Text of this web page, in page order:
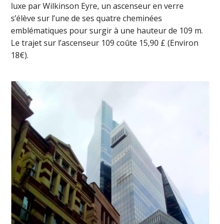
luxe par Wilkinson Eyre, un ascenseur en verre
s’élève sur l’une de ses quatre cheminées
emblématiques pour surgir à une hauteur de 109 m.
Le trajet sur l’ascenseur 109 coûte 15,90 £ (Environ
18€).